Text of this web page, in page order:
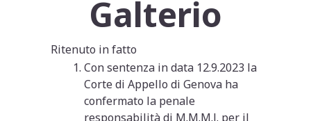
Galterio
Ritenuto in fatto
Con sentenza in data 12.9.2023 la
Corte di Appello di Genova ha
confermato la penale
responsabilità di M.M.M.J. per il